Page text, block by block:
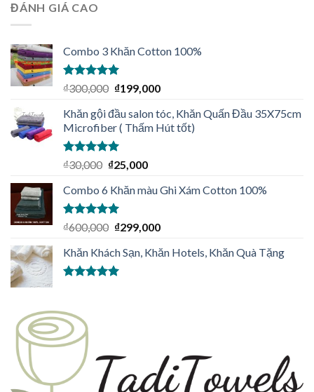
ĐÁNH GIÁ CAO
Combo 3 Khăn Cotton 100%
Được xếp
hạng
sao
₫300,000 ₫199,000
Khăn gội đầu salon tóc, Khăn Quấn Đầu 35X75cm
Microfiber ( Thấm Hút tốt)
Được xếp
hạng
sao
₫30,000 ₫25,000
Combo 6 Khăn màu Ghi Xám Cotton 100%
Được xếp
hạng
sao
₫600,000 ₫299,000
Khăn Khách Sạn, Khăn Hotels, Khăn Quà Tặng
sao